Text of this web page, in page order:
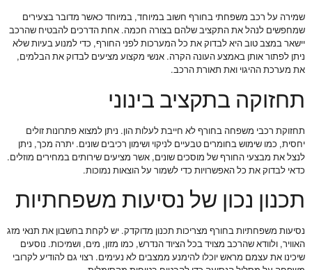
שמירה על רכב משפחתי בחורף חשוב במיוחד, במיוחד כאשר מדובר בצעירים
שמחפשים לנהל את התקציב שלהם בצורה חכמה. אחת הדרכים להבטיח שהרכב
יישאר במצב טוב היא לבדוק את כל המערכות לפני החורף, כדי למנוע בעיות שלא
ניתן לפתור אותן באמצע העונה הקרה. אנשי מקצוע מציעים לבדוק את הבלמים,
את מערכת ההיגוי ואת תאורת הרכב.
תחזוקה בתקציב בינוני
תחזוקת רכבי משפחה בחורף לא חייבת לעלות הון. ניתן למצוא פתרונות זולים
יחסית, כמו שימוש בחומרים טבעיים לניקוי ושימון רכיבים שונים. יתרה מכך, ניתן
לנצל את מבצעי החורף של מוסכים שונים, אשר מציעים שירותים במחירים מוזלים.
כדאי לבדוק את כל האפשרויות כדי לשמור על הוצאות נמוכות.
תכנון נכון של נסיעות משפחתיות
נסיעות משפחתיות בחורף מצריכות תכנון מדוקדק. יש לקחת בחשבון את תנאי מזג
האוויר, ולוודא שהרכב מצויד בכל הציוד הנדרש, כמו מזון, מים, ושמיכות. נוסעים
שיכינו את עצמם מראש יוכלו להימנע ממצבים לא נעימים. רצוי גם להודיע לקרובי